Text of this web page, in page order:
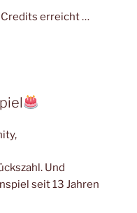
Credits erreicht …
Und
seit 13 Jahren